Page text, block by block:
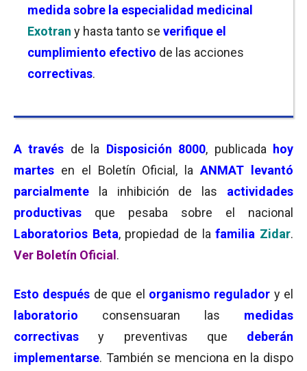
medida sobre la especialidad medicinal
Exotran y hasta tanto se verifique el
cumplimiento efectivo de las acciones
correctivas.
A través de la Disposición 8000, publicada
hoy
martes en el Boletín Oficial, laANMAT
levantó
parcialmente la inhibición de las actividad es
productivas
que pesaba sobre el nacional
Laboratorios Beta, propiedad de lafamilia Zidar.
Ver Boletín Oficial .
Esto después de que el organismo regulador y el
laboratorio consensuaran las medidas
correctivas y preventivas que deberán
implementarse. También se menciona en la dispo